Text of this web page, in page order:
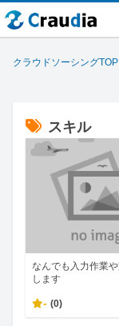
クラウドソーシングTOP
スキル
なんでも入力作業
します
- (0)